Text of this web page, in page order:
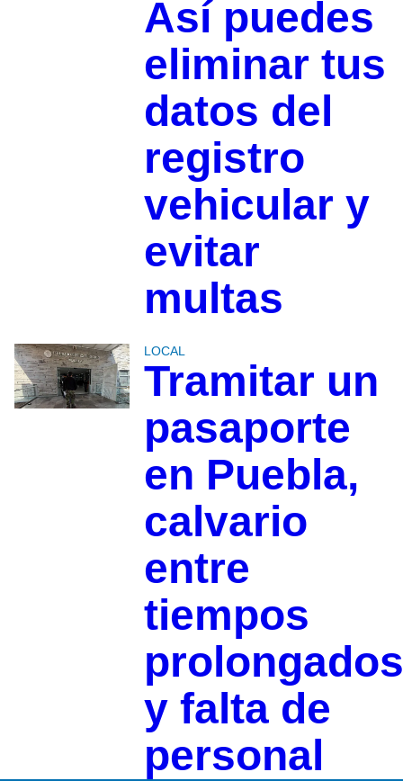
Así puedes
eliminar tus
datos del
registro
vehicular y
evitar
multas
LOCAL
Tramitar un
pasaporte
en Puebla,
calvario
entre
tiempos
prolongados
y falta de
personal